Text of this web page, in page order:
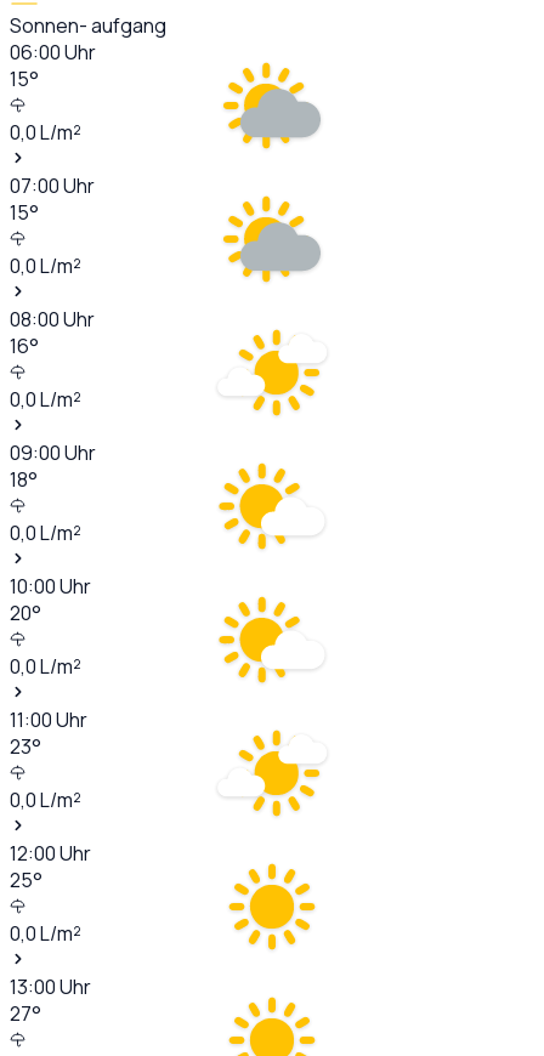
Sonnen- aufgang
06:00Uhr
15°
0,0L/m²
07:00Uhr
15°
0,0L/m²
08:00Uhr
16°
0,0L/m²
09:00Uhr
18°
0,0L/m²
10:00Uhr
20°
0,0L/m²
11:00Uhr
23°
0,0L/m²
12:00Uhr
25°
0,0L/m²
13:00Uhr
27°